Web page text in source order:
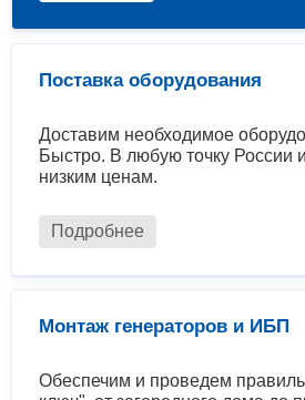
Поставка оборудования
Доставим необходимое
Быстро. В любую точку России
низким ценам.
Подробнее
Монтаж генераторов и ИБП
Обеспечим и проведем